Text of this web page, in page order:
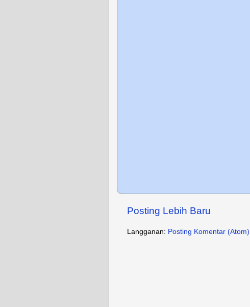
Posting Lebih Baru
Langganan: Posting Komentar (Atom)